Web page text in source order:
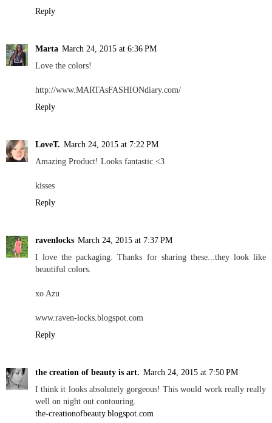
Reply
Marta March 24, 2015 at 6:36 PM
Love the colors!
http://www.MARTAsFASHIONdiary.com/
Reply
LoveT. March 24, 2015 at 7:22 PM
Amazing Product! Looks fantastic <3
kisses
Reply
ravenlocks March 24, 2015 at 7:37 PM
I love the packaging. Thanks for sharing these...they look like
beautiful colors.
xo Azu
www.raven-locks.blogspot.com
Reply
the creation of beauty is art. March 24, 2015 at 7:50 PM
I think it looks absolutely gorgeous! This would work really really
well on night out contouring.
the-creationofbeauty.blogspot.com